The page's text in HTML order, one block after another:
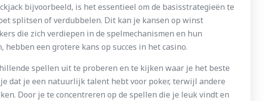
bijvoorbeeld, is het essentieel om de basisstrategieën te
splitsen of verdubbelen. Dit kan je kansen op winst
die zich verdiepen in de spelmechanismen en hun
een grotere kans op succes in het casino.
spellen uit te proberen en te kijken waar je het beste
dat je een natuurlijk talent hebt voor poker, terwijl andere
Door je te concentreren op de spellen die je leuk vindt en